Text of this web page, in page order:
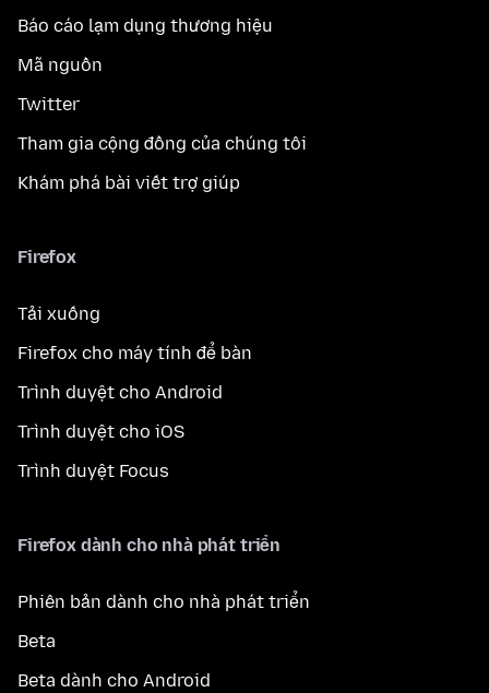
Báo cáo lạm dụng thương hiệu
Mã nguồn
Twitter
Tham gia cộng đồng của chúng tôi
Khám phá bài viết trợ giúp
Firefox
Tải xuống
Firefox cho máy tính để bàn
Trình duyệt cho Android
Trình duyệt cho iOS
Trình duyệt Focus
Firefox dành cho nhà phát triển
Phiên bản dành cho nhà phát triển
Beta
Beta dành cho Android